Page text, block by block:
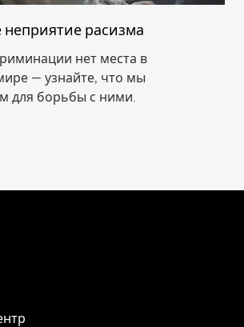
расизма
нет места в
— узнайте, что мы
для борьбы с ними.